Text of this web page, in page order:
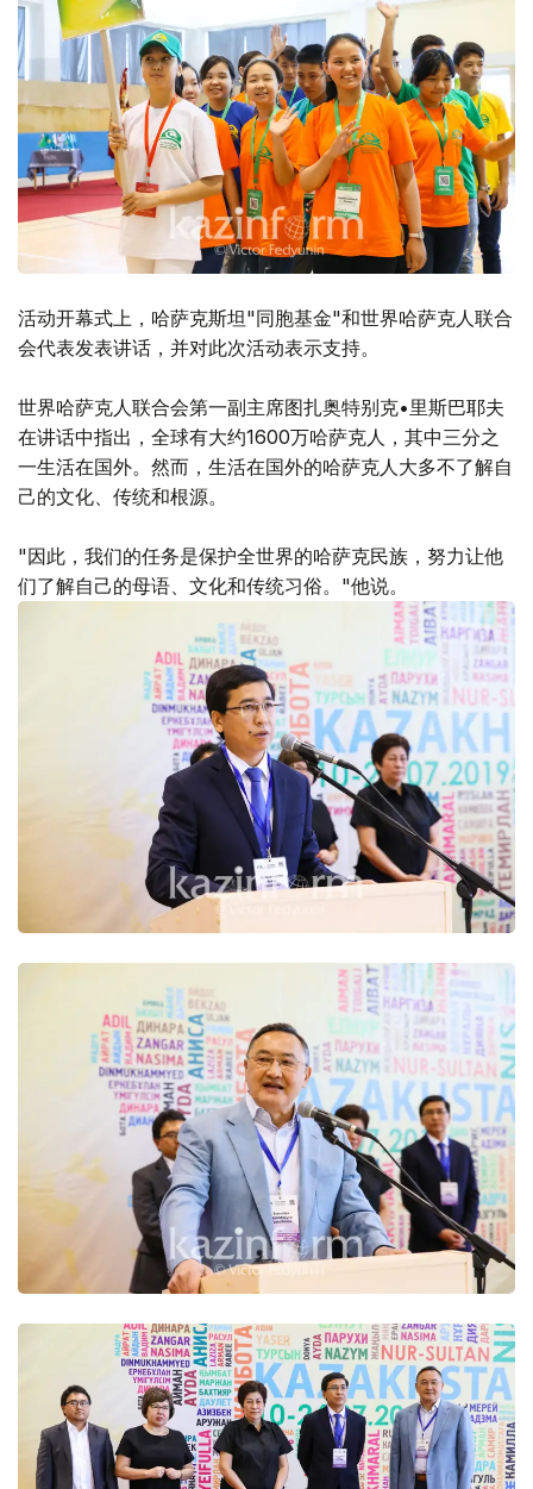
活动开幕式上，哈萨克斯坦"同胞基金"和世界哈萨克人联合
会代表发表讲话，并对此次活动表示支持。
世界哈萨克人联合会第一副主席图扎奥特别克•里斯巴耶夫
在讲话中指出，全球有大约1600万哈萨克人，其中三分之
一生活在国外。然而，生活在国外的哈萨克人大多不了解自
己的文化、传统和根源。
"因此，我们的任务是保护全世界的哈萨克民族，努力让他
们了解自己的母语、文化和传统习俗。"他说。